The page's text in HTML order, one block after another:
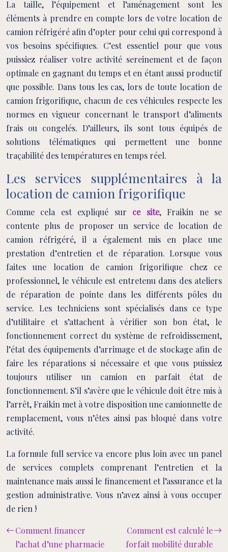
La taille, l’équipement et l’aménagement sont les
éléments à prendre en compte lors de votre location de
camion réfrigéré afin d’opter pour celui qui correspond à
vos besoins spécifiques. C’est essentiel pour que vous
puissiez réaliser votre activité sereinement et de façon
optimale en gagnant du temps et en étant aussi productif
que possible. Dans tous les cas, lors de toute location de
camion frigorifique, chacun de ces véhicules respecte les
normes en vigueur concernant le transport d’aliments
frais ou congelés. D’ailleurs, ils sont tous équipés de
solutions télématiques qui permettent une bonne
traçabilité des températures en temps réel.
Les services supplémentaires à la
location de camion frigorifique
Comme cela est expliqué sur ce site, Fraikin ne se
contente plus de proposer un service de location de
camion réfrigéré, il a également mis en place une
prestation d’entretien et de réparation. Lorsque vous
faites une location de camion frigorifique chez ce
professionnel, le véhicule est entretenu dans des ateliers
de réparation de pointe dans les différents pôles du
service. Les techniciens sont spécialisés dans ce type
d’utilitaire et s’attachent à vérifier son bon état, le
fonctionnement correct du système de refroidissement,
l’état des équipements d’arrimage et de stockage afin de
faire les réparations si nécessaire et que vous puissiez
toujours utiliser un camion en parfait état de
fonctionnement. S’il s’avère que le véhicule doit être mis à
l’arrêt, Fraikin met à votre disposition une camionnette de
remplacement, vous n’êtes ainsi pas bloqué dans votre
activité.
La formule full service va encore plus loin avec un panel
de services complets comprenant l’entretien et la
maintenance mais aussi le financement et l’assurance et la
gestion administrative. Vous n’avez ainsi à vous occuper
de rien !
Comment financer
l’achat d’une pharmacie
Comment est calculé le
forfait mobilité durable